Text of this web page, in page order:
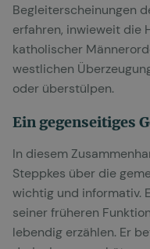
Begleiterscheinungen
erfahren, inwieweit die
katholischer
westlichen
oder überstülpen.
Ein gegenseitiges
In diesem
Steppkes über die
wichtig und informativ.
seiner früheren
lebendig erzählen. Er